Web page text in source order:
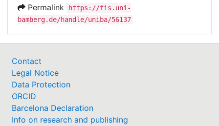
Permalink
https://fis.uni-
bamberg.de/handle/uniba/56137
Contact
Legal Notice
Data Protection
ORCID
Barcelona Declaration
Info on research and publishing